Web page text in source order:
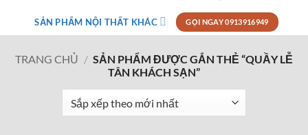
SẢN PHẨM NỘI THẤT KHÁC GỌI NGAY 0913916949
TRANG CHỦ / SẢN PHẨM ĐƯỢC GẮN THẺ “QUẦY LỄ
TÂN KHÁCH SẠN”